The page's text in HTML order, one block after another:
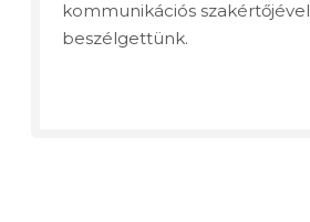
kommunikációs szakértőjével
beszélgettünk.